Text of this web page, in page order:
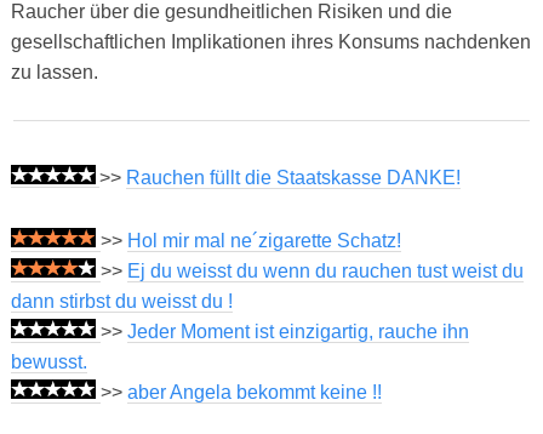
Raucher über die gesundheitlichen Risiken und die
gesellschaftlichen Implikationen ihres Konsums nachdenken
zu lassen.
>> Rauchen füllt die Staatskasse DANKE!
>> Hol mir mal ne´zigarette Schatz!
>> Ej du weisst du wenn du rauchen tust weist du
dann stirbst du weisst du !
>> Jeder Moment ist einzigartig, rauche ihn
bewusst.
>> aber Angela bekommt keine !!